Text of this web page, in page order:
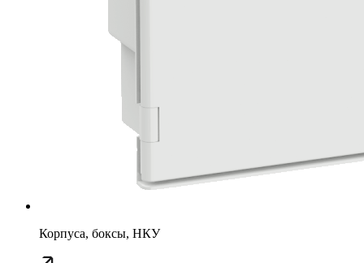
Корпуса, боксы, НКУ